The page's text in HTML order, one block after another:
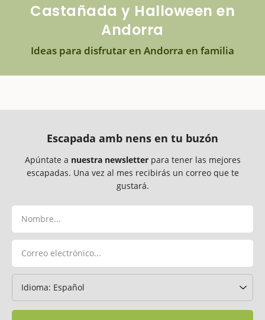
Castañada y Halloween en
Andorra
Ideas para disfrutar en Andorra en familia
Escapada amb nens en tu buzón
Apúntate a nuestra newsletterpara tener las mejores
escapadas. Una vez al mes recibirás un correo que te
gustará.